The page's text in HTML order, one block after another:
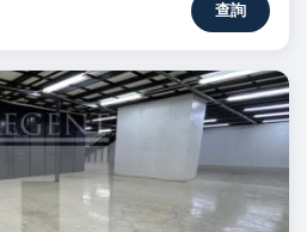
查詢